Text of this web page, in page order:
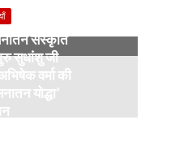
ago
संस्कृति
सुधांशु जी
वर्मा की
योद्धा’